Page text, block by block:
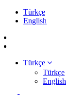
Türkçe
English
Türkçe
Türkçe
English